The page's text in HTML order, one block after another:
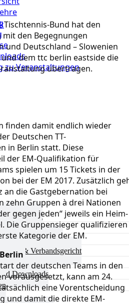
zu Veranstaltungen
Übersicht
Verband
& Funktionäre
& Verbandsgericht
Downloads
Tischtennis-Bund hat den
den Begegnungen
und Deutschland – Slowenien
dem ttc berlin eastside die
übertragen.
finden damit endlich wieder
Deutschen TT-
in Berlin statt. Diese
der EM-Qualifikation für
spielen um 15 Tickets in der
bei der EM 2017. Zusätzlich
an die Gastgebernation bei
zehn Gruppen à drei Nationen
gegen jeden“ jeweils ein Heim-
Die Gruppensieger qualifizieren
Kategorie der EM.
der deutschen Teams in den
vorausgesetzt, kann am 24.
eine Vorentscheidung
und damit die direkte EM-